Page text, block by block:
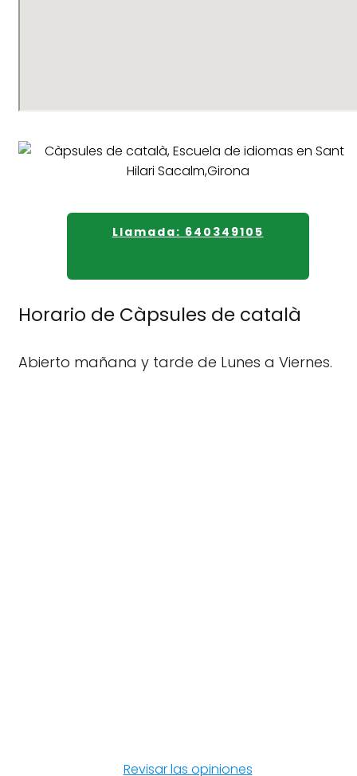
Llamada: 640349105
Horario de Càpsules de català
Abierto mañana y tarde de Lunes a Viernes.
Revisar las opiniones